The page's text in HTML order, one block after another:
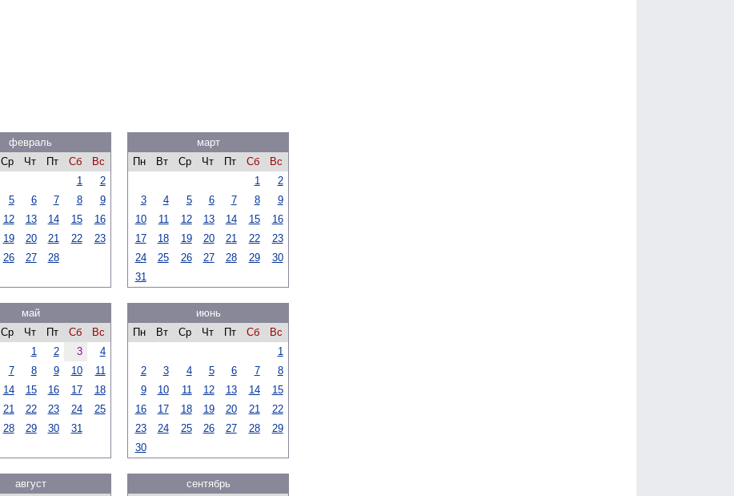
февраль
Ср Чт Пт Сб
Вс
1
2
5 6 7 8
9
12 13 14 15
16
19 20 21 22
23
26 27 28
март
Пн
Вт Ср Чт Пт Сб
Вс
1
2
3
4 5 6 7 8
9
10
11 12 13 14 15
16
17
18 19 20 21 22
23
24
25 26 27 28 29
30
31
май
Ср Чт Пт Сб
Вс
1
2 3
4
7 8 9 10
11
14 15 16 17
18
21 22 23 24
25
28 29 30 31
июнь
Пн
Вт Ср Чт Пт Сб
Вс
1
2
3 4 5 6 7
8
9
10 11 12 13 14
15
16
17 18 19 20 21
22
23
24 25 26 27 28
29
30
август
сентябрь